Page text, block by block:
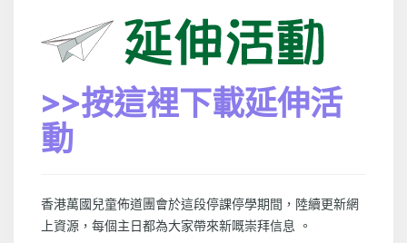
>>按這裡下載延伸活
動
香港萬國兒童佈道團會於這段停課停學期間，陸續更新網
上資源，每個主日都為大家帶來新嘅崇拜信息 。